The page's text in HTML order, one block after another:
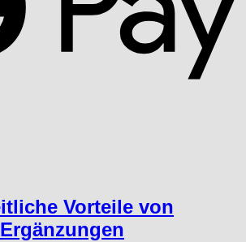
Vorteile von